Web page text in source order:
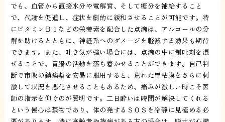
でも、血管から直接水分や電解質、そして糖分を補給すること
で、代謝を促進し、症状を劇的に緩和させることが可能です。特
にビタミンＢ１などの栄養素を配合した点滴は、アルコールの分
解を助けるとともに、神経系へのダメージを軽減する効果も期待
できます。また、吐き気が強い場合には、点滴の中に制吐剤を混
ぜることで、胃腸の活動を落ち着かせることができます。自己判
断で市販の鎮痛薬を安易に服用すると、荒れた胃粘膜をさらに刺
激して状況を悪化させることもあるため、痛みが激しい時こそ医
師の指示を仰ぐのが賢明です。二日酔いは時間が解決してくれる
という慢心は禁物であり、体の発するＳＯＳを冷静に見極める必